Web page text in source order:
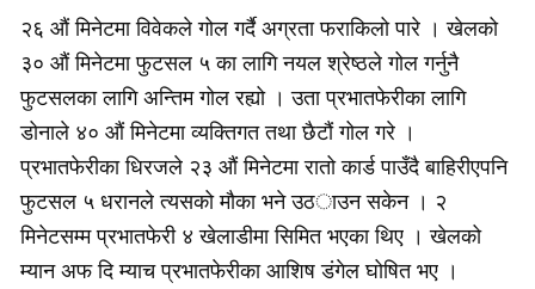
२६ औं मिनेटमा विवेकले गोल गर्दै अग्रता फराकिलो पारे । खेलको
३० औं मिनेटमा फुटसल ५ का लागि नयल श्रेष्ठले गोल गर्नुनै
फुटसलका लागि अन्तिम गोल रह्यो । उता प्रभातफेरीका लागि
डोनाले ४० औं मिनेटमा व्यक्तिगत तथा छैटौं गोल गरे ।
प्रभातफेरीका धिरजले २३ औं मिनेटमा रातो कार्ड पाउँदै बाहिरीएपनि
फुटसल ५ धरानले त्यसको मौका भने उठाउन सकेन । २
मिनेटसम्म प्रभातफेरी ४ खेलाडीमा सिमित भएका थिए । खेलको
म्यान अफ दि म्याच प्रभातफेरीका आशिष डंगेल घोषित भए ।